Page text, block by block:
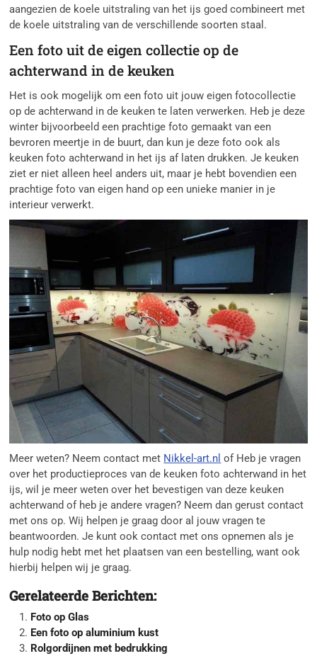
aangezien de koele uitstraling van het ijs goed combineert met
de koele uitstraling van de verschillende soorten staal.
Een foto uit de eigen collectie op de
achterwand in de keuken
Het is ook mogelijk om een foto uit jouw eigen fotocollectie
op de achterwand in de keuken te laten verwerken. Heb je deze
winter bijvoorbeeld een prachtige foto gemaakt van een
bevroren meertje in de buurt, dan kun je deze foto ook als
keuken foto achterwand in het ijs af laten drukken. Je keuken
ziet er niet alleen heel anders uit, maar je hebt bovendien een
prachtige foto van eigen hand op een unieke manier in je
interieur verwerkt.
Meer weten? Neem contact met Nikkel-art.nl of Heb je vragen
over het productieproces van de keuken foto achterwand in het
ijs, wil je meer weten over het bevestigen van deze keuken
achterwand of heb je andere vragen? Neem dan gerust contact
met ons op. Wij helpen je graag door al jouw vragen te
beantwoorden. Je kunt ook contact met ons opnemen als je
hulp nodig hebt met het plaatsen van een bestelling, want ook
hierbij helpen wij je graag.
Gerelateerde Berichten:
Foto op Glas
Een foto op aluminium kust
Rolgordijnen met bedrukking